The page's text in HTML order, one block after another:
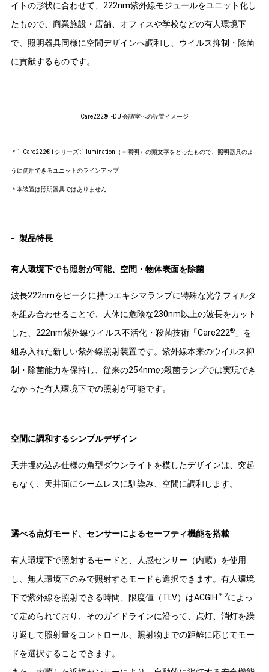
イトの形状に合わせて、222nm紫外線モジュールをユニット化し
たもので、商業施設・店舗、オフィスや学校などの有人環境下
で、照明器具同様に空間デザインへ調和し、ウイルス抑制・除菌
に貢献するものです。
Care222® i-DU 会議室への設置イメージ
＊1 Care222® i シリーズ : illumination（＝照明）の頭文字をとったもので、照明器具のよ
うに使用できるユニットのラインアップ
＊本装置は照明器具ではありません
製品特長
有人環境下でも照射が可能、空間・物体表面を除菌
波長222nmをピークに持つエキシマランプに特殊な光学フィルタ
を組み合わせることで、人体に危険な230nm以上の波長をカット
した、222nm紫外線ウイルス不活化・殺菌技術「Care222®」を
組み入れた新しい紫外線照射装置です。紫外線本来のウイルス抑
制・除菌能力を保持し、従来の254nmの殺菌ランプでは実現でき
なかった有人環境下での照射が可能です。
空間に調和するシンプルデザイン
天井埋め込み仕様の角型ダウンライトを模したデザインは、突起
もなく、天井面にシームレスに馴染み、空間に調和します。
選べる点灯モード、センサーによるセーフティ機能を搭載
有人環境下で照射するモードと、人感センサー（内蔵）を使用
し、無人環境下のみで照射するモードも選択できます。有人環境
下で紫外線を照射できる時間、限度値（TLV）はACGIH ＊2によっ
て定められており、そのガイドラインに沿って、点灯、消灯を繰
り返して照射量をコントロール、照射物までの距離に応じてモー
ドを選択することできます。